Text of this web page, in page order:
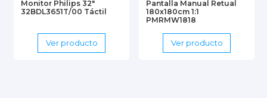
Monitor Philips 32"
32BDL3651T/00 Táctil
Ver producto
Pantalla Manual Retual
180x180cm 1:1
PMRMW1818
Ver producto